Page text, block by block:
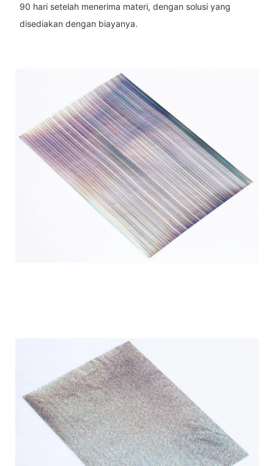
90 hari setelah menerima materi, dengan solusi yang
disediakan dengan biayanya.